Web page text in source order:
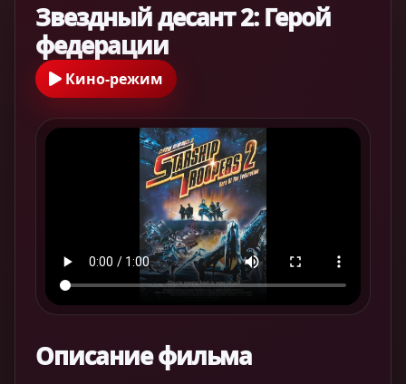
Звездный десант 2: Герой
федерации
Кино-режим
Описание фильма